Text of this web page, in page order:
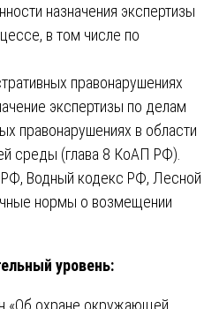
назначения экспертизы
в том числе по
правонарушениях
экспертизы по делам
правонарушениях в области
среды (глава 8 КоАП РФ).
Водный кодекс РФ, Лесной
нормы о возмещении
уровень:
«Об охране окружающей